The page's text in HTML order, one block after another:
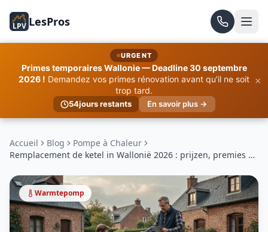
LPV LesPros
URGENT
Primes temporaires Wallonie — Deadline 30 septembre
2026 ! Demandez vos primes rénovation avant qu'il ne soit
trop tard.
54jours restants En savoir plus →
×
Accueil Blog
Pompe à Chaleur
Remplacement de ketel in Wallonië 2026 : prijzen, premies et
Warmtepomp